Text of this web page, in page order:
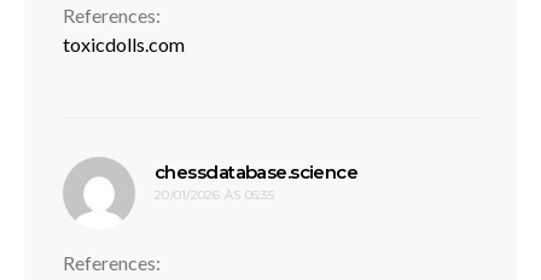
References:
toxicdolls.com
chessdatabase.science
20/01/2026 ÀS 05:35
References: